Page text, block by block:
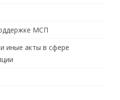
МСП
иные акты в сфере